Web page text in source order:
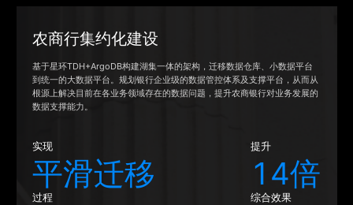
农商行集约化建设
基于星环TDH+ArgoDB构建湖集一体的架构，迁移数据仓库、小数据平台
到统一的大数据平台。规划银行企业级的数据管控体系及支撑平台，从而从
根源上解决目前在各业务领域存在的数据问题，提升农商银行对业务发展的
数据支撑能力。
实现
平滑迁移
过程
提升
14倍
综合效果